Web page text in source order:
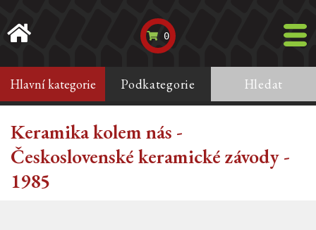
0
Hlavní kategorie Podkategorie Hledat
Keramika kolem nás -
Československé keramické závody -
1985